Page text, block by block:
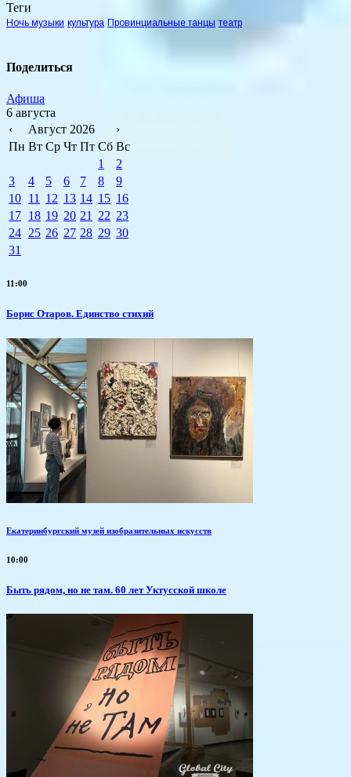
Теги
Ночь музыки культура Провинциальные танцы театр
Поделиться
Афиша
6 августа
‹
Август 2026
›
Пн Вт Ср Чт Пт Сб Вс
1
2
3
4 5 6 7 8
9
10 11 12 13 14 15 16
17 18 19 20 21 22 23
24 25 26 27 28 29 30
31
11:00
Борис Отаров. Единство стихий
Екатеринбургский музей изобразительных искусств
10:00
Быть рядом, но не там. 60 лет Уктусской школе